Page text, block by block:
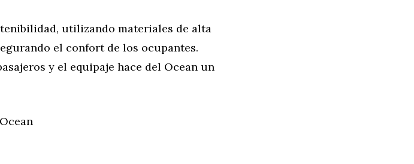
utilizando materiales de alta
el confort de los ocupantes.
y el equipaje hace del Ocean un